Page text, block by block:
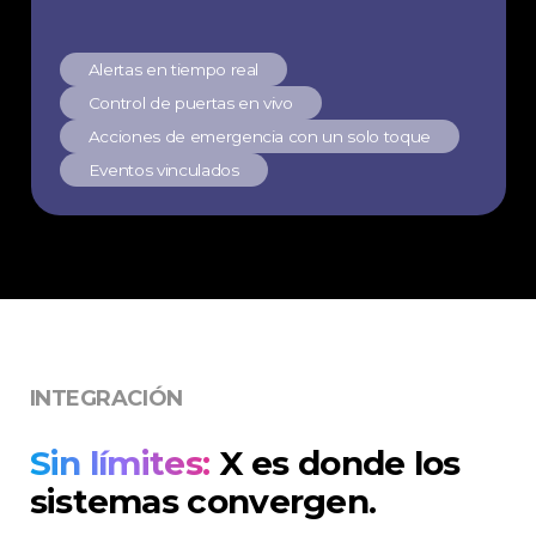
Alertas en tiempo real
Control de puertas en vivo
Acciones de emergencia con un solo toque
Eventos vinculados
INTEGRACIÓN
Sin límites: X es donde los
sistemas convergen.